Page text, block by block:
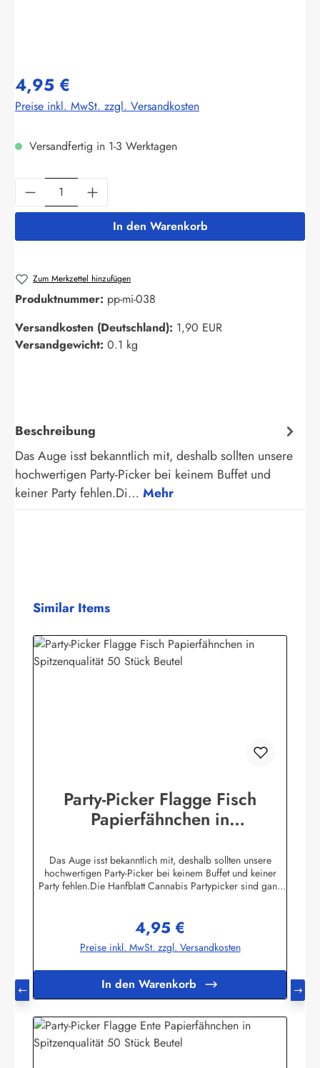
4,95 €
Preise inkl. MwSt. zzgl. Versandkosten
Versandfertig in 1-3 Werktagen
Produkt Anzahl: Gib den gewünschten
In den Warenkorb
Zum Merkzettel hinzufügen
Produktnummer: pp-mi-038
Versandkosten (Deutschland): 1,90 EUR
Versandgewicht: 0.1 kg
Beschreibung
Das Auge isst bekanntlich mit, deshalb sollten unsere
hochwertigen Party-Picker bei keinem Buffet und
keiner Party fehlen.Di… Mehr
Produktgalerie überspringen
Similar Items
Party-Picker Flagge Fisch
Papierfähnchen in
Das Auge isst bekanntlich mit, deshalb sollten unsere
hochwertigen Party-Picker bei keinem Buffet und keiner
Party fehlen.Die Hanfblatt Cannabis Partypicker sind ganz
Unsere Partypicker Fahnen (25x36 mm) sind nicht wie
allgemein üblich lieblos um den Zahnstocher herumgeklebt
sondern werden zunächst von Hand gewölbt und stumpf
Zahnstocher geleimt. Dadurch sieht die Flagge wie echt am
Fahnenmast wehend aus. Sie kaufen also absolute Profi-
Qualität die ihresgleichen sucht! Die Standardmotive sind
im hochwertigem Offsetdruck auf 70 Gramm Glanzpapier
hergestellt - Sonderanfertigungen sind ab bereits 1.000
Stück pro Motiv möglich (20 Beutel). Obwohl in reiner
Handarbeit hergestellt garantieren wir einen
Regulärer Preis:
4,95 €
Preise inkl. MwSt. zzgl. Versandkosten
In den Warenkorb